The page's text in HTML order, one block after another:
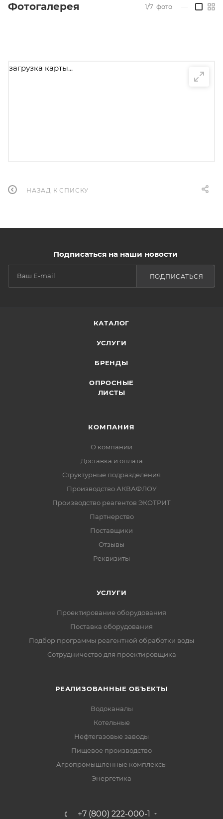
Фотогалерея 1/7 фото
загрузка карты...
НАЗАД К СПИСКУ
Подписаться на наши новости
ПОДПИСАТЬСЯ
КАТАЛОГ
УСЛУГИ
БРЕНДЫ
ОПРОСНЫЕ
ЛИСТЫ
КОМПАНИЯ
О компании
Доставка и оплата
Структурные подразделения
Производство АКВАФЛОУ
Производство реагентов ЭКОТРИТ
Партнерство
Поставщики
Отзывы
Реквизиты
УСЛУГИ
Проектирование оборудования
Поставка оборудования
Подбор программы реагентной обработки воды
Сотрудничество для проектировщика
РЕАЛИЗОВАННЫЕ ОБЪЕКТЫ
Водоканалы
Котельные
Нефтегазовые заводы
Пищевое производство
Агропромышленные комплексы
Энергетика
+7 (800) 222-000-1